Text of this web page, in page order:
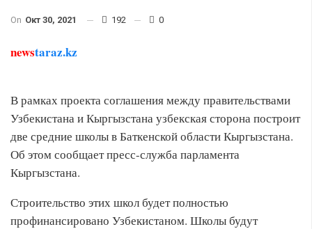
On Окт 30, 2021 192 0
newstaraz.kz
В рамках проекта соглашения между правительствами
Узбекистана и Кыргызстана узбекская сторона построит
две средние школы в Баткенской области Кыргызстана.
Об этом сообщает пресс-служба парламента
Кыргызстана.
Строительство этих школ будет полностью
профинансировано Узбекистаном. Школы будут